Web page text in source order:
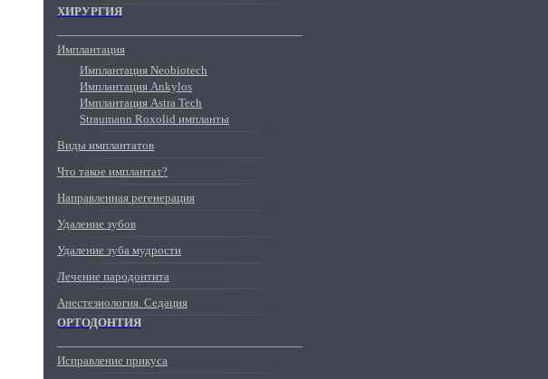
ХИРУРГИЯ
Имплантация
Имплантация Neobiotech
Имплантация Ankylos
Имплантация Astra Tech
Straumann Roxolid импланты
Виды имплантатов
Что такое имплантат?
Направленная регенерация
Удаление зубов
Удаление зуба мудрости
Лечение пародонтита
Анестезиология. Седация
ОРТОДОНТИЯ
Исправление прикуса